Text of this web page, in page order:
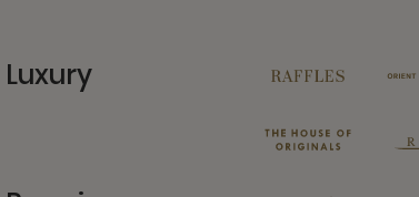
Luxury